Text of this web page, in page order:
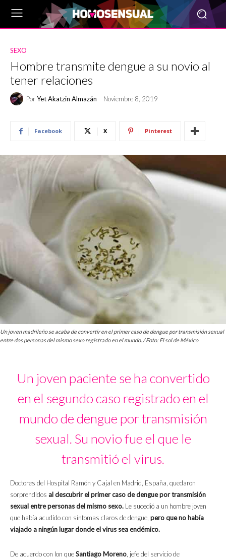
SEXO
Hombre transmite dengue a su novio al
tener relaciones
PorYet Akatzin Almazán Noviembre 8, 2019
Facebook X Pinterest
Un joven madrileño se acaba de convertir en el primer caso de dengue por transmisión sexual
entre dos personas del mismo sexo registrado en el mundo. / Foto: El sol de México
Un joven paciente se ha convertido
en el segundo caso registrado en el
mundo de dengue por transmisión
sexual. Su novio fue el que le
transmitió el virus.
Doctores del Hospital Ramón y Cajal en Madrid, España, quedaron
sorprendidos al descubrir el primer caso de dengue por transmisión
sexual entre personas del mismo sexo. Le sucedió a un hombre joven
que había acudido con síntomas claros de dengue, pero que no había
viajado a ningún lugar donde el virus sea endémico.
De acuerdo con lon queSantiago Moreno, jefe del servicio de